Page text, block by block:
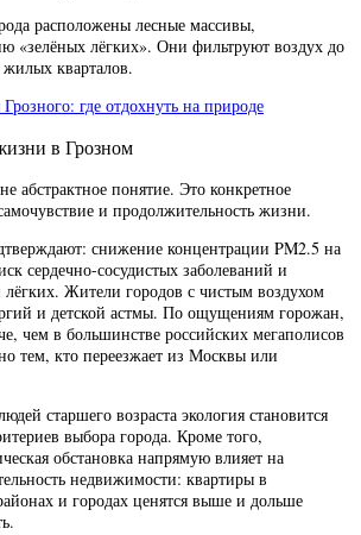
на кнопку, Вы соглашаетесь с
обработки персональных
.
на кнопку, Вы соглашаетесь с
обработки персональных
расположены лесные массивы,
лёгких». Они фильтруют воздух до
жилых кварталов.
где отдохнуть на природе
в Грозном
абстрактное понятие. Это конкретное
и продолжительность жизни.
снижение концентрации PM2.5 на
сердечно-сосудистых заболеваний и
лёгких. Жители городов с чистым воздухом
и детской астмы. По ощущениям горожан,
чем в большинстве российских мегаполисов
тем, кто переезжает из Москвы или
старшего возраста экология становится
выбора города. Кроме того,
обстановка напрямую влияет на
недвижимости: квартиры в
и городах ценятся выше и дольше